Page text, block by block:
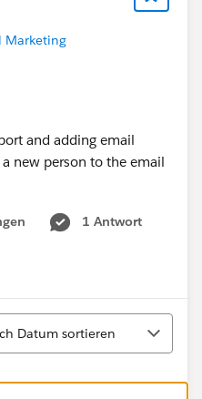
Marketing
and adding email
new person to the email
1 Antwort
Datum sortieren